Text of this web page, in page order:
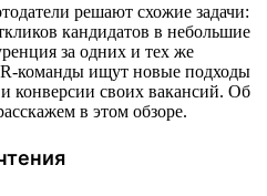
решают схожие задачи:
кандидатов в небольшие
за одних и тех же
команды ищут новые подходы
конверсии своих вакансий. Об
в этом обзоре.